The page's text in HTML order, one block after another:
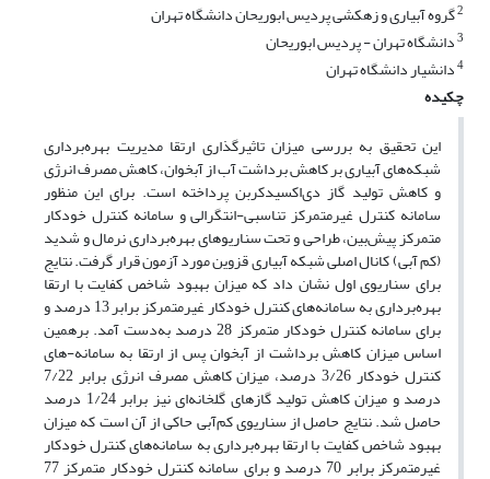
2گروه آبیاری و زهکشی پردیس ابوریحان دانشگاه تهران
3دانشگاه تهران - پردیس ابوریحان
4دانشیار دانشگاه تهران
چکیده
این تحقیق به بررسی میزان تاثیر‌گذاری ارتقا مدیریت بهره‌برداری
شبکه‌های آبیاری بر کاهش برداشت آب از آبخوان، کاهش مصرف انرژی
و کاهش تولید گاز دی‌اکسید‌کربن پرداخته است. برای این منظور
سامانه کنترل غیر‌متمرکز تناسبی‌-‌انتگرالی و سامانه کنترل خودکار
متمرکز پیش‌بین، طراحی و تحت سناریو‌های بهره‌برداری نرمال و شدید
(کم آبی) کانال اصلی شبکه آبیاری قزوین مورد آزمون قرار گرفت. نتایج
برای سناریوی اول نشان داد که میزان بهبود شاخص کفایت با ارتقا
بهره‌برداری به سامانه‌های کنترل خودکار غیرمتمرکز برابر 13 درصد و
برای سامانه کنترل خودکار متمرکز 28 درصد به‌دست آمد. برهمین
اساس میزان کاهش برداشت از آبخوان پس از ارتقا به سامانه-های
کنترل خودکار 3/26 درصد، میزان کاهش مصرف انرژی برابر 7/22
درصد و میزان کاهش تولید گازهای گلخانه‌ای نیز برابر 1/24 درصد
حاصل شد. نتایج حاصل از سناریوی کم‌آبی حاکی از آن است که میزان
بهبود شاخص کفایت با ارتقا بهره‌برداری به سامانه‌های کنترل خودکار
غیرمتمرکز برابر 70 درصد و برای سامانه کنترل خودکار متمرکز 77